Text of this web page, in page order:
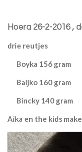
Hoera 26-2-2016,
drie reutjes
Boyka 156 gram
Baijko 160 gram
Bincky 140 gram
Aika en the kids